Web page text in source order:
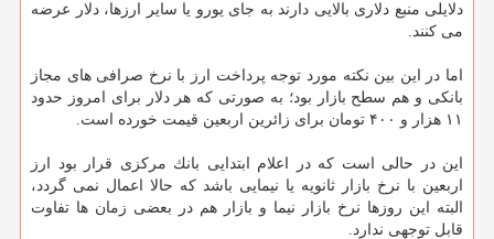
دلایلی منبع دلاری بالایی دارند به جای یورو یا سایر ارزها، دلار عرضه
می كنند.
اما در این بین نكته مورد توجه پرداخت ارز با نرخ صرافی های مجاز
بانكی و هم سطح بازار بود؛ به صورتی كه هر دلار برای امروز حدود
۱۱ هزار و ۴۰۰ تومان برای زائرین اربعین قیمت خورده است.
این در حالی است كه در اعلام ابتدایی بانك مركزی قرار بود ارز
اربعین با نرخ بازار ثانویه یا نیمایی باشد كه حالا اعمال نمی گردد،
البته این روزها نرخ بازار نیما و بازار هم در بعضی زمان ها تفاوت
قابل توجهی ندارد.